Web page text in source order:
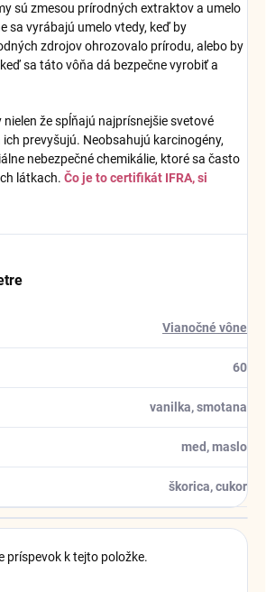
sú zmesou prírodných extraktov a umelo
sa vyrábajú umelo vtedy, keď by
zdrojov ohrozovalo prírodu, alebo by
sa táto vôňa dá bezpečne vyrobiť a
že spĺňajú najprísnejšie svetové
prevyšujú. Neobsahujú karcinogény,
nebezpečné chemikálie, ktoré sa často
látkach. Čo je to certifikát IFRA, si
Vianočné vône
60
vanilka, smotana
med, maslo
škorica, cukor
príspevok k tejto položke.